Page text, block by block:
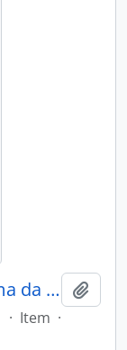
Folheto informativo - Telegrama da Interventoria
· Item ·